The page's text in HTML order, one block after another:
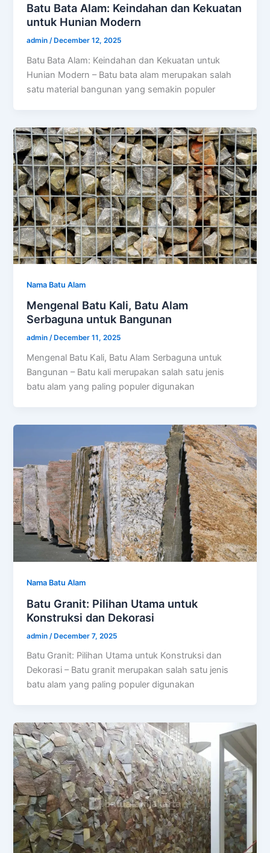
Batu Bata Alam: Keindahan dan Kekuatan
untuk Hunian Modern
admin/December 12, 2025
Batu Bata Alam: Keindahan dan Kekuatan untuk
Hunian Modern – Batu bata alam merupakan salah
satu material bangunan yang semakin populer
Nama Batu Alam
Mengenal Batu Kali, Batu Alam
Serbaguna untuk Bangunan
admin/ December 11, 2025
Mengenal Batu Kali, Batu Alam Serbaguna untuk
Bangunan – Batu kali merupakan salah satu jenis
batu alam yang paling populer digunakan
Nama Batu Alam
Batu Granit: Pilihan Utama untuk
Konstruksi dan Dekorasi
admin /December 7, 2025
Batu Granit: Pilihan Utama untuk Konstruksi dan
Dekorasi – Batu granit merupakan salah satu jenis
batu alam yang paling populer digunakan